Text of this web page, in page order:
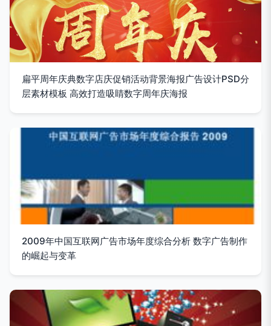
扁平周年庆典数字店庆促销活动背景海报广告设计PSD分
层素材模板 高效打造吸睛数字周年庆海报
2009年中国互联网广告市场年度综合分析 数字广告制作
的崛起与变革